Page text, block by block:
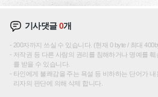
기사댓글0개
200자까지 쓰실 수 있습니다. (현재 0 byte / 최대
저작권 등 다른 사람의 권리를 침해하거나 명예를
를 받을 수 있습니다.
타인에게 불쾌감을 주는 욕설 등 비하하는 단어가
리자의 판단에 의해 삭제 합니다.